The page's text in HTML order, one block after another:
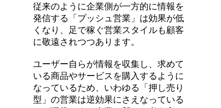
従来のように企業側が一方的に情報を
発信する「プッシュ営業」は効果が低
くなり、足で稼ぐ営業スタイルも顧客
に敬遠されつつあります。
ユーザー自らが情報を収集し、求めて
いる商品やサービスを購入するように
なっているため、いわゆる「押し売り
型」の営業は逆効果にさえなっている